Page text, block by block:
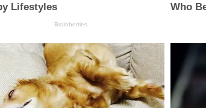
Lifestyles
Brainberries
Who